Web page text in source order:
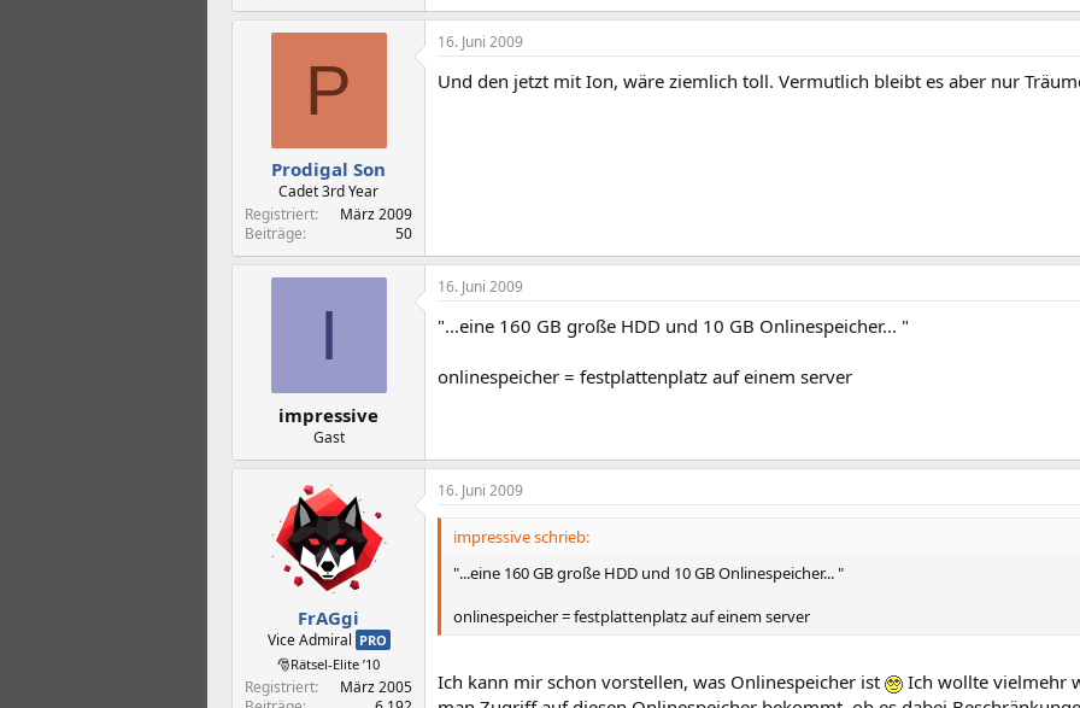
P
Prodigal Son
Cadet 3rd Year
Registriert
März 2009
Beiträge
50
16. Juni 2009
Und den jetzt mit Ion, wäre ziemlich toll. Vermutlich bleibt es aber nur
I
impressive
Gast
16. Juni 2009
"...eine 160 GB große HDD und 10 GB Onlinespeicher... "
onlinespeicher = festplattenplatz auf einem server
FrAGgi
Vice Admiral PRO
🎅Rätsel-Elite ’10
Registriert
März 2005
16. Juni 2009
impressive schrieb:
"...eine 160 GB große HDD und 10 GB Onlinespeicher... "
onlinespeicher = festplattenplatz auf einem server
Ich kann mir schon vorstellen, was Onlinespeicher ist
Ich wollte vielmehr